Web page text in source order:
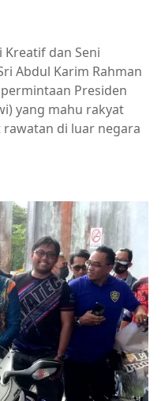
dan Seni
Abdul Karim Rahman
Presiden
yang mahu rakyat
di luar negara